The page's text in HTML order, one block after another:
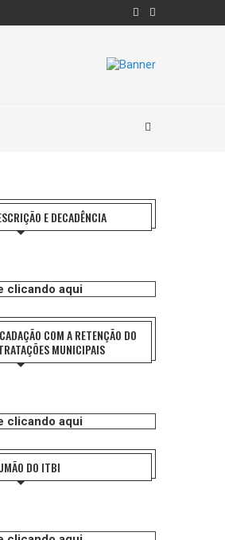
E DECADÊNCIA
clicando aqui
COM A RETENÇÃO DO
MUNICIPAIS
clicando aqui
DO ITBI